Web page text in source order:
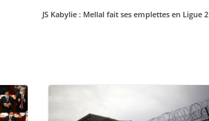
JS Kabylie : Mellal fait ses emplettes en Ligue 2